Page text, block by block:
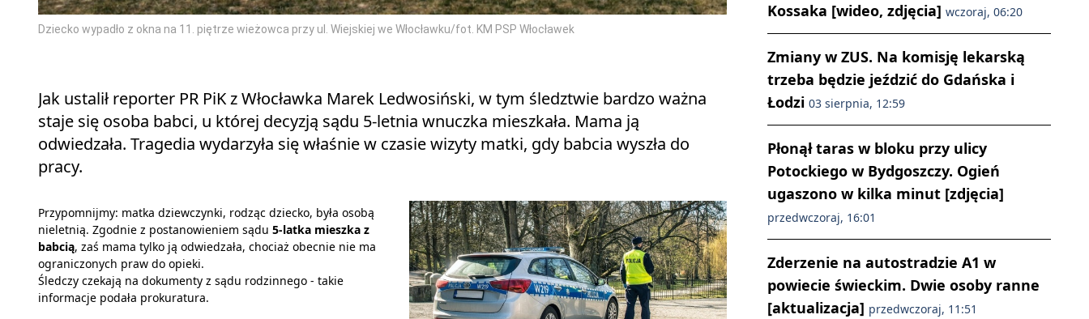
Dziecko wypadło z okna na 11. piętrze wieżowca przy ul. Wiejskiej we Włocławku/fot. KM PSP Włocławek
Jak ustalił reporter PR PiK z Włocławka Marek Ledwosiński, w tym śledztwie bardzo ważna
staje się osoba babci, u której decyzją sądu 5-letnia wnuczka mieszkała. Mama ją
odwiedzała. Tragedia wydarzyła się właśnie w czasie wizyty matki, gdy babcia wyszła do
pracy.
Przypomnijmy: matka dziewczynki, rodząc dziecko, była osobą
nieletnią. Zgodnie z postanowieniem sądu 5-latka mieszka z
babcią, zaś mama tylko ją odwiedzała, chociaż obecnie nie ma
ograniczonych praw do opieki.
Śledczy czekają na dokumenty z sądu rodzinnego - takie
informacje podała prokuratura.
Kossaka [wideo, zdjęcia] wczoraj, 06:20
Zmiany w ZUS. Na komisję lekarską
trzeba będzie jeździć do Gdańska i
Łodzi 03 sierpnia, 12:59
Płonął taras w bloku przy ulicy
Potockiego w Bydgoszczy. Ogień
ugaszono w kilka minut [zdjęcia]
przedwczoraj, 16:01
Zderzenie na autostradzie A1 w
powiecie świeckim. Dwie osoby ranne
[aktualizacja] przedwczoraj, 11:51